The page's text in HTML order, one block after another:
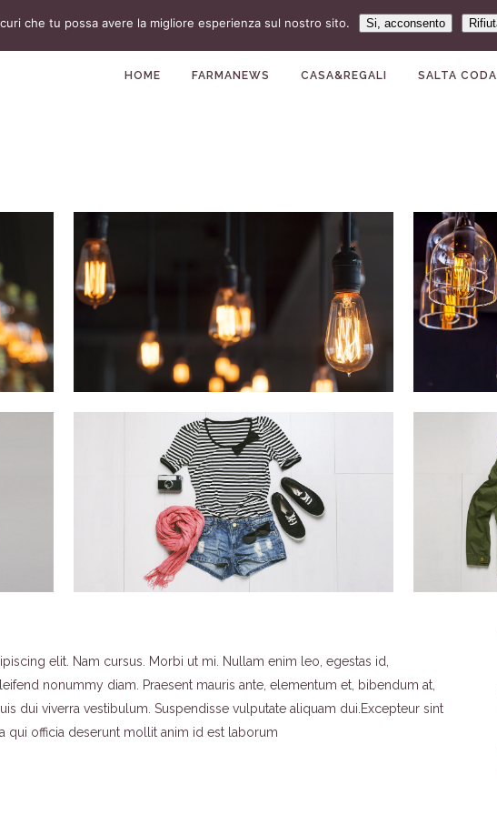
HOME FARMANEWS CASA&REGALI SALTA CODA
elit. Nam cursus. Morbi ut mi. Nullam enim leo, egestas id,
nonummy diam. Praesent mauris ante, elementum et, bibendum at,
dui viverra vestibulum. Suspendisse vulputate aliquam dui.Excepteur sint
qui officia deserunt mollit anim id est laborum
che tu possa avere la migliore esperienza sul nostro sito. Si, acconsento